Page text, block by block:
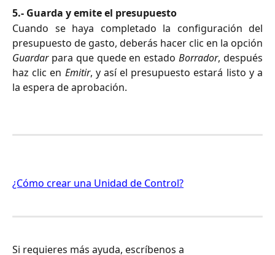
5.- Guarda y emite el presupuesto
Cuando se haya completado la configuración del
presupuesto de gasto, deberás hacer clic en la opción
Guardarpara que quede en estadoBorrador, después
haz clic en Emitir, y así el presupuesto estará listo y a
la espera de aprobación.
¿Cómo crear una Unidad de Control?
Si requieres más ayuda, escríbenos a